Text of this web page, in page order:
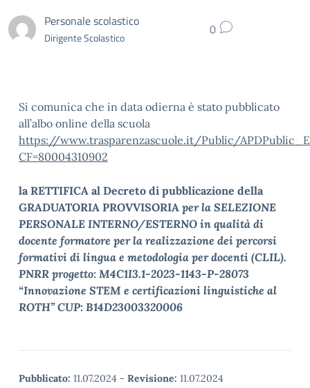
Personale scolastico
Dirigente Scolastico 0
Si comunica che in data odierna è stato pubblicato
all’albo online della scuola
https://www.trasparenzascuole.it/Public/
CF=80004310902
la RETTIFICA al Decreto di pubblicazione della
GRADUATORIA PROVVISORIA per la SELEZIONE
PERSONALE INTERNO/ESTERNO in qualità di
docente formatore per la realizzazione dei percorsi
formativi di lingua e metodologia per docenti (CLIL).
PNRR progetto: M4C1I3.1-2023-1143-P-28073
“Innovazione STEM e certificazioni linguistiche al
ROTH” CUP: B14D23003320006
Pubblicato: 11.07.2024 - Revisione: 11.07.2024